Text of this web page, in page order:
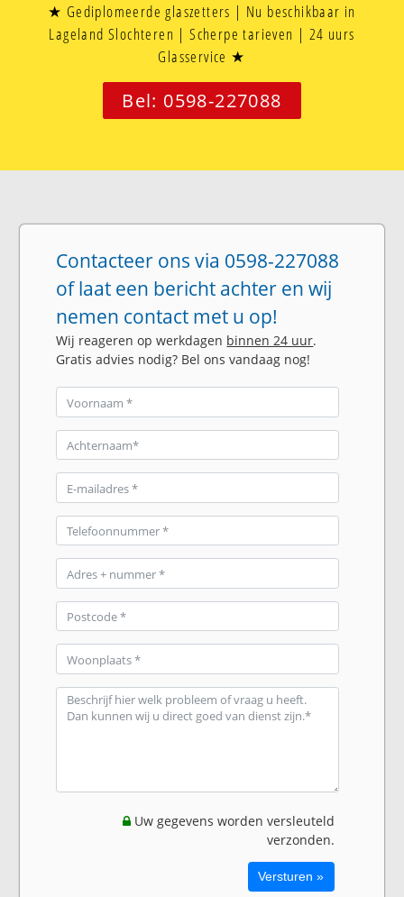
★ Gediplomeerde glaszetters | Nu beschikbaar in
Lageland Slochteren | Scherpe tarieven | 24 uurs
Glasservice ★
Bel: 0598-227088
Contacteer ons via 0598-227088
of laat een bericht achter en wij
nemen contact met u op!
Wij reageren op werkdagen binnen 24 uur.
Gratis advies nodig? Bel ons vandaag nog!
Uw gegevens worden versleuteld
verzonden.